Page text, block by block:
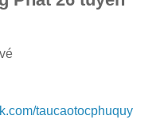
taucaotocphuquy